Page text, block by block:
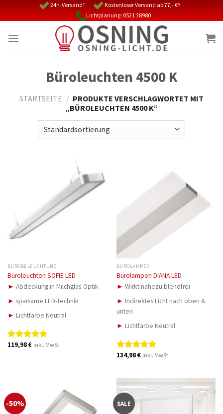
24h-Versand⁷
Kostenloser Versand ab 77,- €⁵
Lichtplanung: 0521 38980
Büroleuchten 4500 K
STARTSEITE / PRODUKTE VERSCHLAGWORTET MIT
„BÜROLEUCHTEN 4500 K“
BÜROBELEUCHTUNG
Büroleuchten SOFIE LED
► Abdeckung in Milchglas-Optik
► sparsame LED-Technik
► Lichtfarbe Neutral
Bewertet
119,98€ inkl. MwSt.
BÜROLAMPEN
Bürolampen DIANA LED
► Wirkt nahezu blendfrei
► Indirektes Licht nach oben &
unten
► Lichtfarbe Neutral
Bewertet
134,98€ inkl. MwSt.
-50% SALE